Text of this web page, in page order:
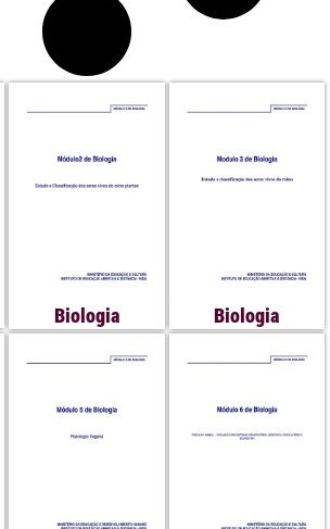
Biologia Biologia